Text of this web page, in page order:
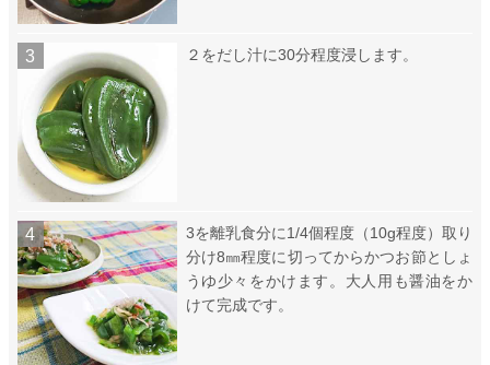
２をだし汁に30分程度浸します。
3を離乳食分に1/4個程度（10g程度）取り
分け8㎜程度に切ってからかつお節としょ
うゆ少々をかけます。大人用も醤油をか
けて完成です。